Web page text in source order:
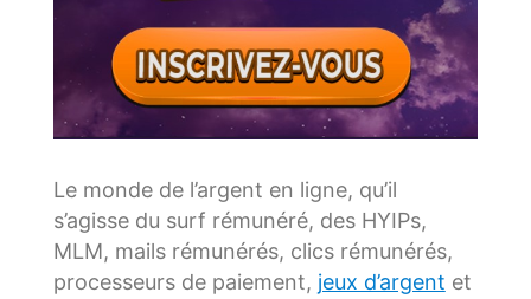
Le monde de l’argent en ligne, qu’il
s’agisse du surf rémunéré, des HYIPs,
MLM, mails rémunérés, clics rémunérés,
processeurs de paiement, jeux d’argent et